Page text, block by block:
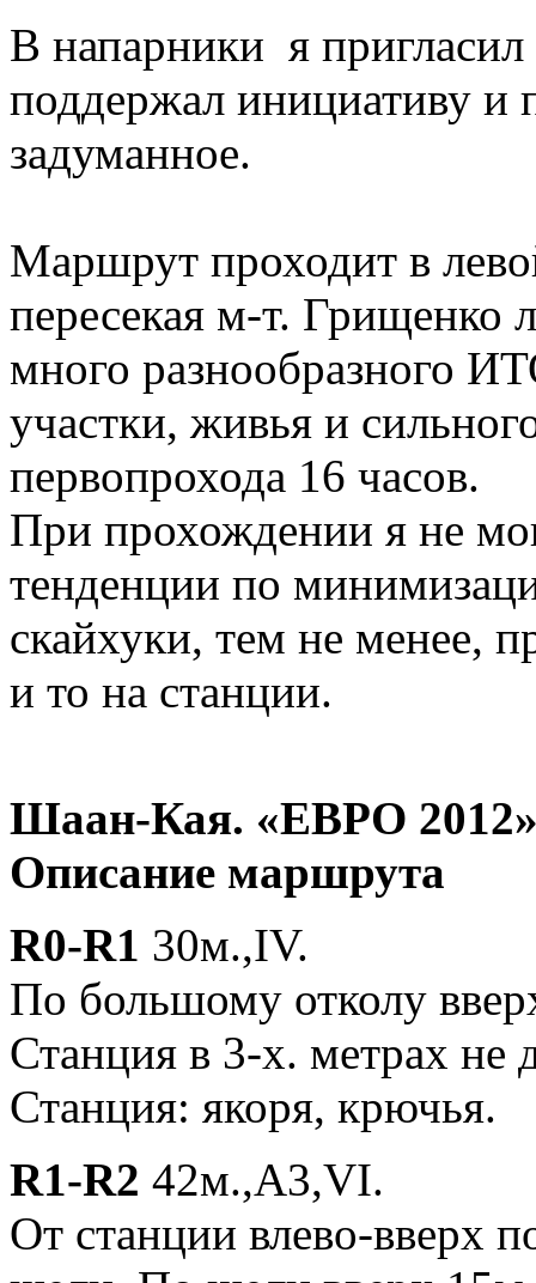
В напарники я
поддержал инициативу и
задуманное.
Маршрут проходит в
пересекая м-т. Грищенко
много разнообразного
участки, живья и
первопрохода 16 часов.
При прохождении я не
тенденции по
скайхуки, тем не менее,
и то на станции.
Шаан-Кая. «ЕВРО
Описание маршрута
R0-R1 30м.,IV.
По большому отколу
Станция в 3-х. метрах не
Станция: якоря, крючья.
R1-R2 42м.,A3,VI.
От станции влево-вверх